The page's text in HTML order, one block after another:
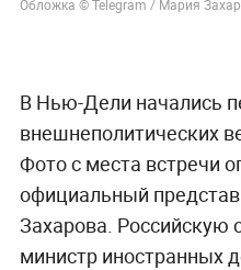
Обложка © Telegram / Мария
В Нью-Дели начались
внешнеполитических
Фото с места встречи
официальный
Захарова. Российскую
министр иностранных